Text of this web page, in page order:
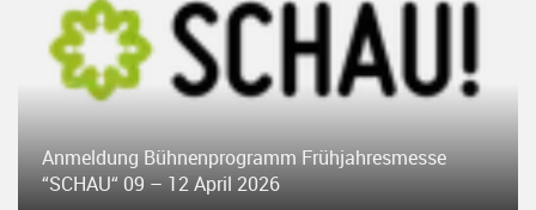
Anmeldung Bühnenprogramm Frühjahresmesse
“SCHAU“ 09 – 12 April 2026